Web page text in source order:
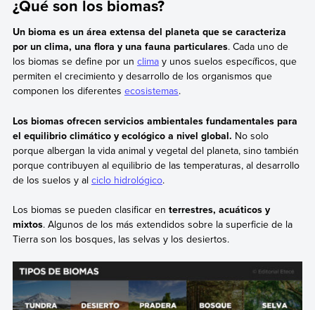
¿Qué son los biomas?
Un bioma es un área extensa del planeta que se caracteriza
por un clima, una flora y una fauna particulares. Cada uno de
los biomas se define por un climay unos suelos específicos, que
permiten el crecimiento y desarrollo de los organismos que
componen los diferentes ecosistemas.
Los biomas ofrecen servicios ambientales fundamentales para
el equilibrio climático y ecológico a nivel global. No solo
porque albergan la vida animal y vegetal del planeta, sino también
porque contribuyen al equilibrio de las temperaturas, al desarrollo
de los suelos y al ciclo hidrológico.
Los biomas se pueden clasificar en terrestres, acuáticos y
mixtos. Algunos de los más extendidos sobre la superficie de la
Tierra son los bosques, las selvas y los desiertos.